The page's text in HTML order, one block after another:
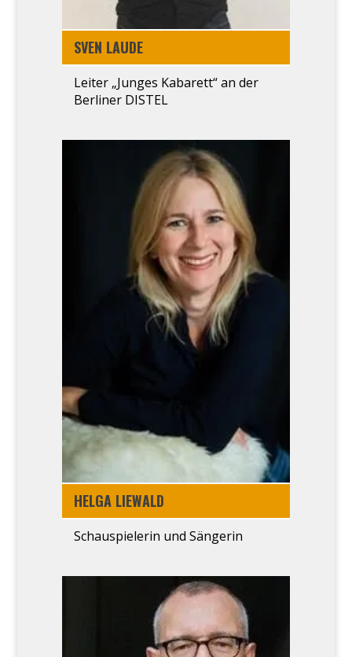
SVEN LAU­DE
Lei­ter „Jun­ges Kaba­rett“ an der
Ber­li­ner DISTEL
HEL­GA LIE­WALD
Schau­spie­le­rin und Sän­ge­rin